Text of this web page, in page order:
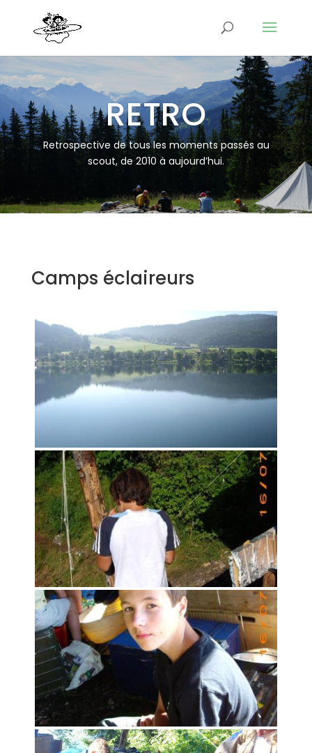
RETRO
Retrospective de tous les moments passés au
scout, de 2010 à aujourd’hui.
Camps éclaireurs